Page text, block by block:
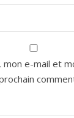
e-mail et